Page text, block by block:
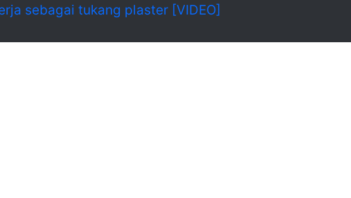
sebagai tukang plaster [VIDEO]